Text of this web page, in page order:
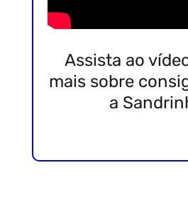
Assista ao
mais sobre
a